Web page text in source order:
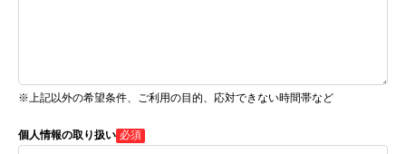
※上記以外の希望条件、ご利用の目的、応対できない時間帯など
個人情報の取り扱い 必須